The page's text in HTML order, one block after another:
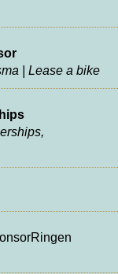
| Lease a bike